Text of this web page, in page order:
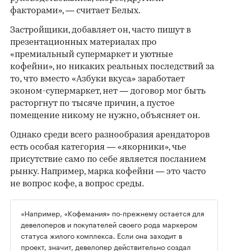
факторами», — считает Белых.
Застройщики, добавляет он, часто пишут в
презентационных материалах про
«премиальный супермаркет и уютные
кофейни», но никаких реальных последствий за
то, что вместо «Азбуки вкуса» заработает
эконом-супермаркет, нет — договор мог быть
расторгнут по тысяче причин, а пустое
помещение никому не нужно, объясняет он.
Однако среди всего разнообразия арендаторов
есть особая категория — «якорники», чье
присутствие само по себе является посланием
рынку. Например, марка кофейни — это часто
не вопрос кофе, а вопрос среды.
«Например, «Кофемания» по-прежнему остается для
девелоперов и покупателей своего рода маркером
статуса жилого комплекса. Если она заходит в
проект, значит, девелопер действительно создал